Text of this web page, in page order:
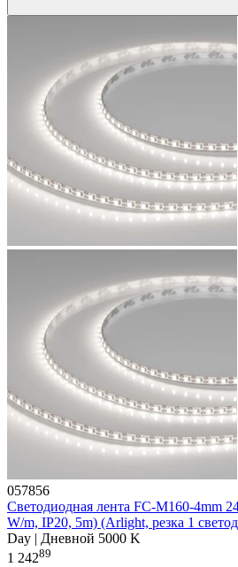
057856
Светодиодная лента FC-M160-4mm
W/m, IP20, 5m) (Arlight, резка 1
Day | Дневной 5000 K
1 24289